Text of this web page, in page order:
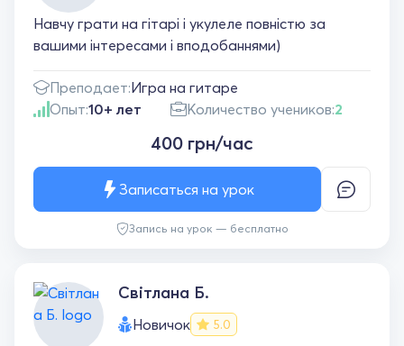
Навчу грати на гітарі і укулеле повністю за
вашими інтересами і вподобаннями)
Преподает:Игра на гитаре
Опыт:10+ лет Количество учеников:2
400 грн/час
Запись на урок — бесплатно
Записаться на урок
Світлана Б.
Новичок 5.0